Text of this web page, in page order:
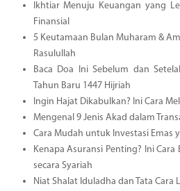
Ikhtiar Menuju Keuangan yang
Finansial
5 Keutamaan Bulan Muharam &
Rasulullah
Baca Doa Ini Sebelum dan
Tahun Baru 1447 Hijriah
Ingin Hajat Dikabulkan? Ini Cara
Mengenal 9 Jenis Akad dalam
Cara Mudah untuk Investasi Emas
Kenapa Asuransi Penting? Ini
secara Syariah
Niat Shalat Iduladha dan Tata Cara